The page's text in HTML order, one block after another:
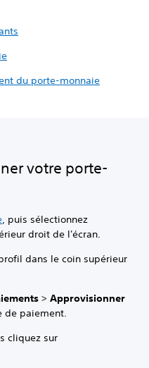
du porte-monnaie
votre porte-
, puis sélectionnez
droit de l'écran.
dans le coin supérieur
> Approvisionner
de paiement.
cliquez sur